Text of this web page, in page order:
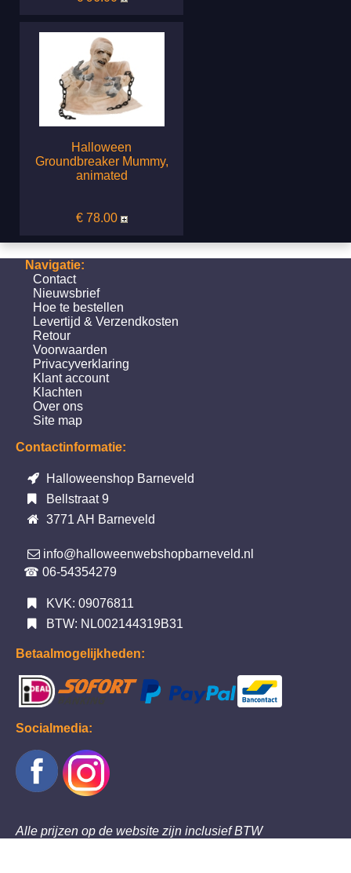
Halloween
Groundbreaker Mummy,
animated
€ 78.00
Navigatie:
Contact
Nieuwsbrief
Hoe te bestellen
Levertijd & Verzendkosten
Retour
Voorwaarden
Privacyverklaring
Klant account
Klachten
Over ons
Site map
Contactinformatie:
Halloweenshop Barneveld
Bellstraat 9
3771 AH Barneveld
info@halloweenwebshopbarneveld.nl
☎ 06-54354279
KVK: 09076811
BTW: NL002144319B31
Betaalmogelijkheden:
Socialmedia:
Alle prijzen op de website zijn inclusief BTW